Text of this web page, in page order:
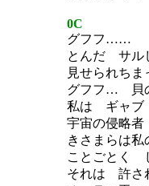
0C
グフフ……
とんだ サル
見せられち
グフフ… 貝
私は ギャブ
宇宙の侵略
きさまらは私
ことごとく
それは 許さ